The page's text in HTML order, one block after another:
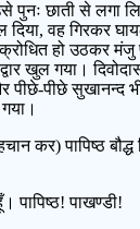
पुनः छाती से लगा
वह गिरकर
हो उठकर मंजु
खुल गया।
पीछे सुखानन्द
कर) पापिष्ठ
पापिष्ठ! पाखण्डी!